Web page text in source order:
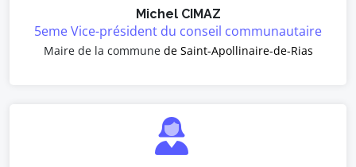
Michel CIMAZ
5eme Vice-président du conseil communautaire
Maire de la commune de Saint-Apollinaire-de-Rias